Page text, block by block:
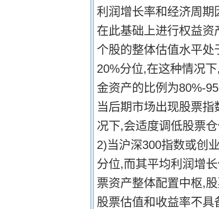
利润增长率和经济周
在此基础上进行权益
个股的整体估值水平
20%分位,在这种情况
金资产的比例为80%-
当后期市场出现股票
况下,会适度调低股票
2)当沪深300指数或创
分位,而其平均利润增
票资产整体配置中枢,
股票估值和收益率不